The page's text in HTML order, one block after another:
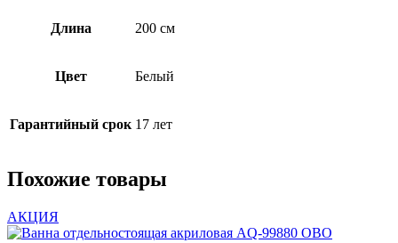
Длина 200 см
Цвет Белый
Гарантийный срок 17 лет
Похожие товары
АКЦИЯ